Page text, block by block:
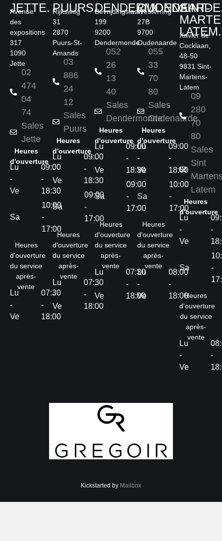
JETTE.
Avenue
des
expositions
317
1090
Jette
02
474
04
74
Sales
Jette
Heures
d'ouverture
Lu
-
Ve
09:00
-
18:30
Sa
10:00
-
17:00
Heures
d'ouverture
du service
après-
vente
Lu
-
Ve
07:30
-
18:00
PUURS.
Rijksweg
31
2870
Puurs-St-
Amands
03
886
24
12
Sales
Puurs
Heures
d'ouverture
Lu
-
Ve
09:00
-
18:30
Sa
09:00
-
17:00
Heures
d'ouverture
du service
après-
vente
Lu
-
Ve
07:30
-
18:00
DENDERMONDE.
Bevrijdingslaan
199
9200
Dendermonde
052
26
13
40
Sales
Dendermonde
Heures
d'ouverture
Lu
-
Ve
09:00
-
18:30
Sa
09:00
-
17:00
Heures
d'ouverture
du service
après-
vente
Lu
-
Ve
07:30
-
18:00
Westerring
27B
9700
Oudenaarde
055
33
70
80
Sales
Oudenaarde
Heures
d'ouverture
Lu
-
Ve
09:00
-
18:00
Sa
10:00
-
17:00
Heures
d'ouverture
du service
après-
vente
Lu
-
Ve
08:00
-
18:00
SINT-
LATEM.
Xavier de
Cocklaan,
48-50
9831 Sint-
Martens-
Latem
09
280
70
80
Sales
Sint
Latem
Heures
d'ouverture
Lu
-
Ve
-
Sa
-
Heures
d'ouverture
du service
après-
vente
Lu
-
Ve
-
Kickstarted by Mailbox